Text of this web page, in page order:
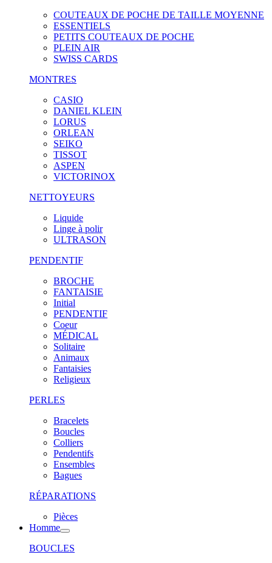
COUTEAUX DE POCHE DE TAILLE MOYENNE
ESSENTIELS
PETITS COUTEAUX DE POCHE
PLEIN AIR
SWISS CARDS
MONTRES
CASIO
DANIEL KLEIN
LORUS
ORLEAN
SEIKO
TISSOT
ASPEN
VICTORINOX
NETTOYEURS
Liquide
Linge à polir
ULTRASON
PENDENTIF
BROCHE
FANTAISIE
Initial
PENDENTIF
Coeur
MÉDICAL
Solitaire
Animaux
Fantaisies
Religieux
PERLES
Bracelets
Boucles
Colliers
Pendentifs
Ensembles
Bagues
RÉPARATIONS
Pièces
Homme
BOUCLES